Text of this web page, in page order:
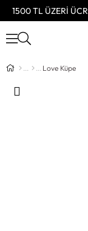
1500 TL ÜZERİ
Love Küpe